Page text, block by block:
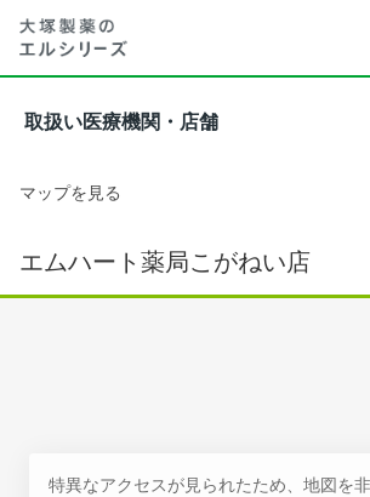
取扱い医療機関・店舗
マップを見る
エムハート薬局こがねい店
特異なアクセスが見られたため、地図を